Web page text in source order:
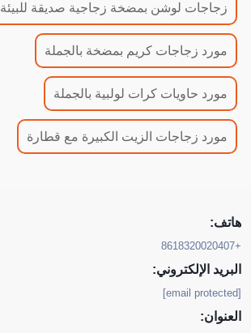
زجاجات لوشن بمضخة زجاجية صديقة للبيئة
مورد زجاجات كريم بمضخة بالجملة
مورد حاويات كرات لولبية بالجملة
مورد زجاجات الزيت الكبيرة مع قطارة
هاتف:
+8618320020407
البريد الإلكتروني:
[email protected]
العنوان: